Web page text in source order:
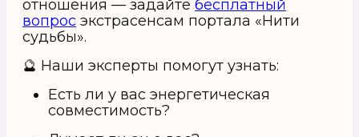
отношения — задайте бесплатный
вопрос экстрасенсам портала «Нити
судьбы».
🔮 Наши эксперты помогут узнать:
Есть ли у вас энергетическая
совместимость?